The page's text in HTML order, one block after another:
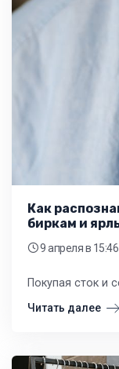
Как
биркам и
9 апреляв 15:46
Читать далее